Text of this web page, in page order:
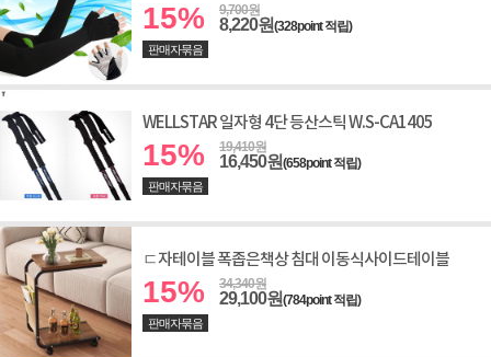
15% 9,700원
8,220원(328point 적립)
판매자묶음
WELLSTAR 일자형 4단 등산스틱 W.S-CA1405
15% 19,410원
16,450원(658point 적립)
판매자묶음
ㄷ자테이블 폭좁은책상 침대 이동식사이드테이블
15% 34,340원
29,100원(784point 적립)
판매자묶음